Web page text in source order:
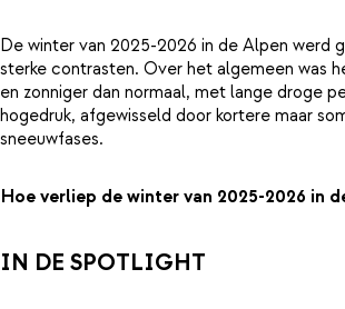
De winter van 2025-2026 in de Alpen werd
sterke contrasten. Over het algemeen was
en zonniger dan normaal, met lange droge
hogedruk, afgewisseld door kortere maar
sneeuwfases.
Hoe verliep de winter van 2025-2026 in
IN DE SPOTLIGHT